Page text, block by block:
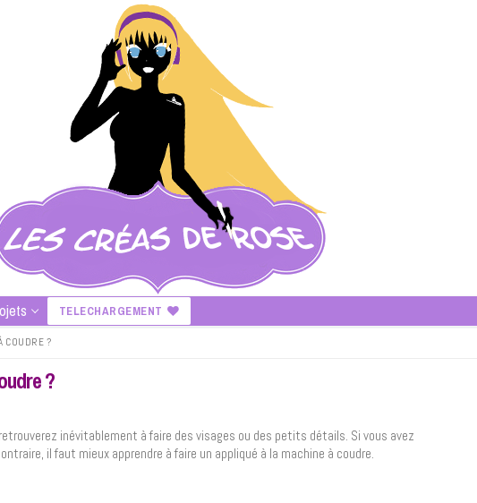
TELECHARGEMENT
COUDRE ?
?
inévitablement à faire des visages ou des petits détails. Si vous avez
il faut mieux apprendre à faire un appliqué à la machine à coudre.